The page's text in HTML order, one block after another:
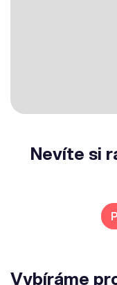
Nevíte si
Vybíráme